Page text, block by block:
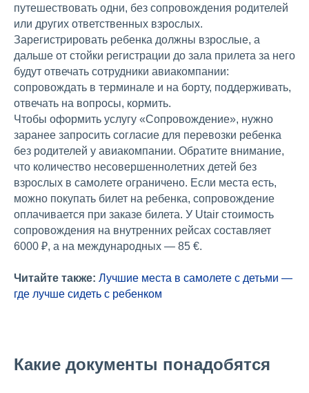
путешествовать одни, без сопровождения родителей
или других ответственных взрослых.
Зарегистрировать ребенка должны взрослые, а
дальше от стойки регистрации до зала прилета за него
будут отвечать сотрудники авиакомпании:
сопровождать в терминале и на борту, поддерживать,
отвечать на вопросы, кормить.
Чтобы оформить услугу «Сопровождение», нужно
заранее запросить согласие для перевозки ребенка
без родителей у авиакомпании. Обратите внимание,
что количество несовершеннолетних детей без
взрослых в самолете ограничено. Если места есть,
можно покупать билет на ребенка, сопровождение
оплачивается при заказе билета. У Utair стоимость
сопровождения на внутренних рейсах составляет
6000 ₽, а на международных — 85 €.
Читайте также: Лучшие места в самолете с детьми —
где лучше сидеть с ребенком
Какие документы понадобятся